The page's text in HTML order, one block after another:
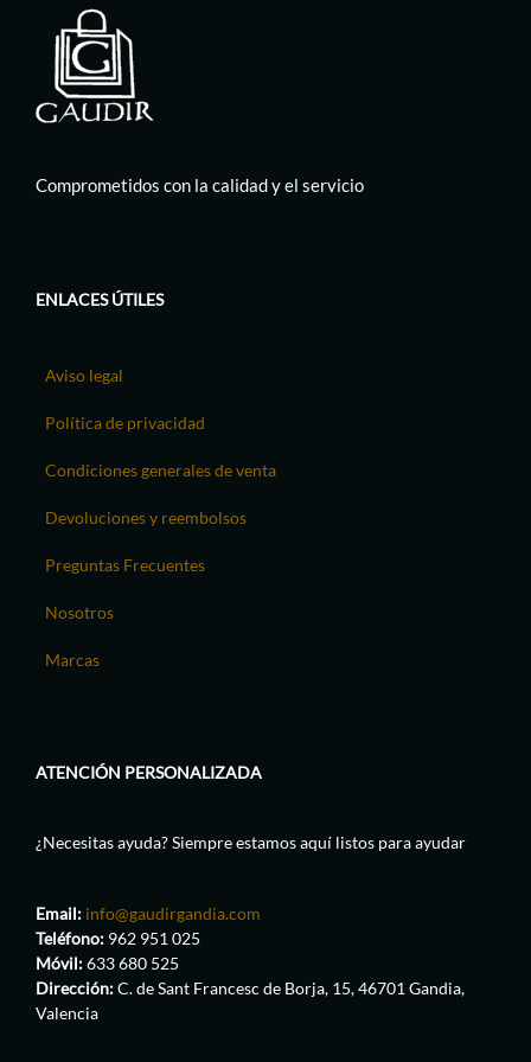
Comprometidos con la calidad y el servicio
ENLACES ÚTILES
Aviso legal
Política de privacidad
Condiciones generales de venta
Devoluciones y reembolsos
Preguntas Frecuentes
Nosotros
Marcas
ATENCIÓN PERSONALIZADA
¿Necesitas ayuda? Siempre estamos aquí listos para ayudar
Email: info@gaudirgandia.com
Teléfono: 962 951 025
Móvil:633 680 525
Dirección:C. de Sant Francesc de Borja, 15, 46701 Gandia,
Valencia